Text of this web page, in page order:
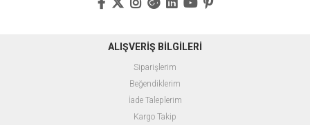
ALIŞVERİŞ BİLGİLERİ
Siparişlerim
Beğendiklerim
İade Taleplerim
Kargo Takip